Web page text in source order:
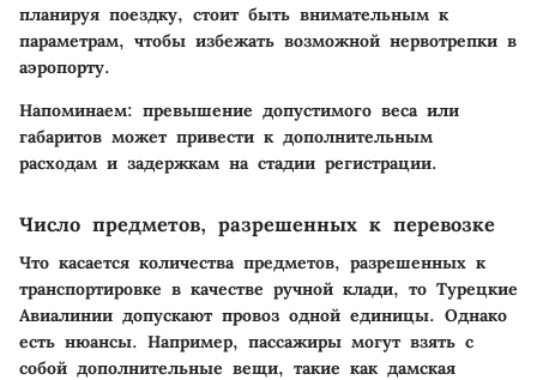
планируя поездку, стоит быть внимательным к
параметрам, чтобы избежать возможной нервотрепки в
аэропорту.
Напоминаем: превышение допустимого веса или
габаритов может привести к дополнительным
расходам и задержкам на стадии регистрации.
Число предметов, разрешенных к перевозке
Что касается количества предметов, разрешенных к
транспортировке в качестве ручной клади, то Турецкие
Авиалинии допускают провоз одной единицы. Однако
есть нюансы. Например, пассажиры могут взять с
собой дополнительные вещи, такие как дамская